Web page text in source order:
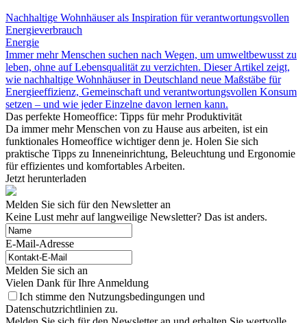
Nachhaltige Wohnhäuser als Inspiration für verantwortungsvollen
Energieverbrauch
Energie
Immer mehr Menschen suchen nach Wegen, um umweltbewusst zu
leben, ohne auf Lebensqualität zu verzichten. Dieser Artikel zeigt,
wie nachhaltige Wohnhäuser in Deutschland neue Maßstäbe für
Energieeffizienz, Gemeinschaft und verantwortungsvollen Konsum
setzen – und wie jeder Einzelne davon lernen kann.
Das perfekte Homeoffice: Tipps für mehr Produktivität
Da immer mehr Menschen von zu Hause aus arbeiten, ist ein
funktionales Homeoffice wichtiger denn je. Holen Sie sich
praktische Tipps zu Inneneinrichtung, Beleuchtung und Ergonomie
für effizientes und komfortables Arbeiten.
Jetzt herunterladen
Melden Sie sich für den Newsletter an
Keine Lust mehr auf langweilige Newsletter? Das ist anders.
E-Mail-Adresse
Melden Sie sich an
Vielen Dank für Ihre Anmeldung
Ich stimme den Nutzungsbedingungen und
Datenschutzrichtlinien zu.